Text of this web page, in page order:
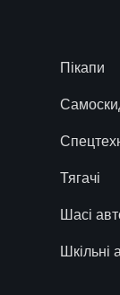
Пікапи
Тягачі
Шасі
Шкільні